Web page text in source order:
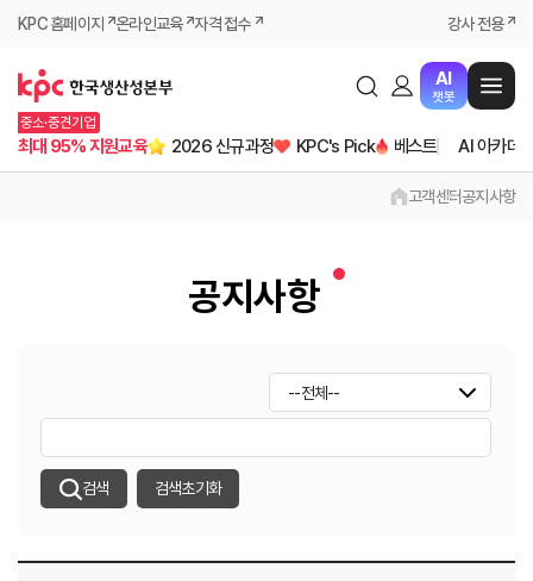
KPC 홈페이지 온라인교육 자격 접수 강사 전용
AI
챗봇
중소·중견기업
최대 95% 지원교육 2026 신규과정 KPC's Pick 베스트 AI 아카데
고객센터공지사항
공지사항
검색 검색초기화